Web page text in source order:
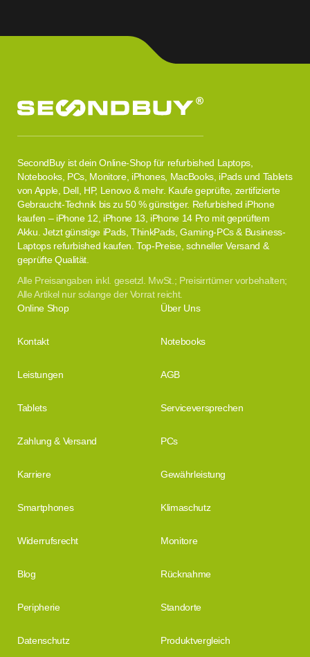
SecondBuy ist dein Online-Shop für refurbished Laptops,
Notebooks, PCs, Monitore, iPhones, MacBooks, iPads und Tablets
von Apple, Dell, HP, Lenovo & mehr. Kaufe geprüfte, zertifizierte
Gebraucht-Technik bis zu 50 % günstiger. Refurbished iPhone
kaufen – iPhone 12, iPhone 13, iPhone 14 Pro mit geprüftem
Akku. Jetzt günstige iPads, ThinkPads, Gaming-PCs & Business-
Laptops refurbished kaufen. Top-Preise, schneller Versand &
geprüfte Qualität.
Alle Preisangaben inkl. gesetzl. MwSt.; Preisirrtümer vorbehalten;
Alle Artikel nur solange der Vorrat reicht.
Online Shop
Über Uns
Kontakt Notebooks
Leistungen AGB
Tablets Serviceversprechen
Zahlung & Versand PCs
Karriere Gewährleistung
Smartphones Klimaschutz
Widerrufsrecht Monitore
Blog Rücknahme
Peripherie Standorte
Datenschutz Produktvergleich